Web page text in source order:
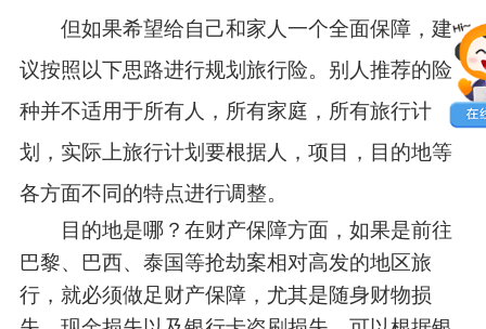
但如果希望给自己和家人一个全面保障，建
议按照以下思路进行规划旅行险。别人推荐的险
种并不适用于所有人，所有家庭，所有旅行计
划，实际上旅行计划要根据人，项目，目的地等
各方面不同的特点进行调整。
目的地是哪？在财产保障方面，如果是前往
巴黎、巴西、泰国等抢劫案相对高发的地区旅
行，就必须做足财产保障，尤其是随身财物损